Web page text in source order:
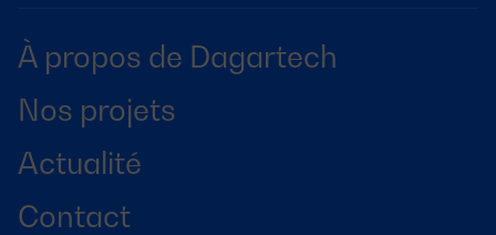
À propos de Dagartech
Nos projets
Actualité
Contact